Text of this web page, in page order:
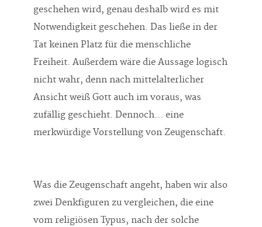
geschehen wird, genau deshalb wird es mit
Notwendigkeit geschehen. Das ließe in der
Tat keinen Platz für die menschliche
Freiheit. Außerdem wäre die Aussage logisch
nicht wahr, denn nach mittelalterlicher
Ansicht weiß Gott auch im voraus, was
zufällig geschieht. Dennoch... eine
merkwürdige Vorstellung von Zeugenschaft.
Was die Zeugenschaft angeht, haben wir also
zwei Denkfiguren zu vergleichen, die eine
vom reli­giösen Typus, nach der solche